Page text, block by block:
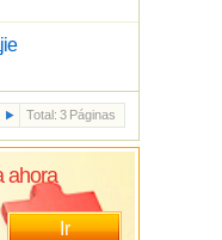
Total: 3 Páginas
ahora
Ir